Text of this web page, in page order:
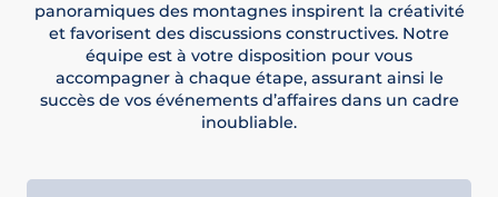
panoramiques des montagnes inspirent la créativité
et favorisent des discussions constructives. Notre
équipe est à votre disposition pour vous
accompagner à chaque étape, assurant ainsi le
succès de vos événements d’affaires dans un cadre
inoubliable.